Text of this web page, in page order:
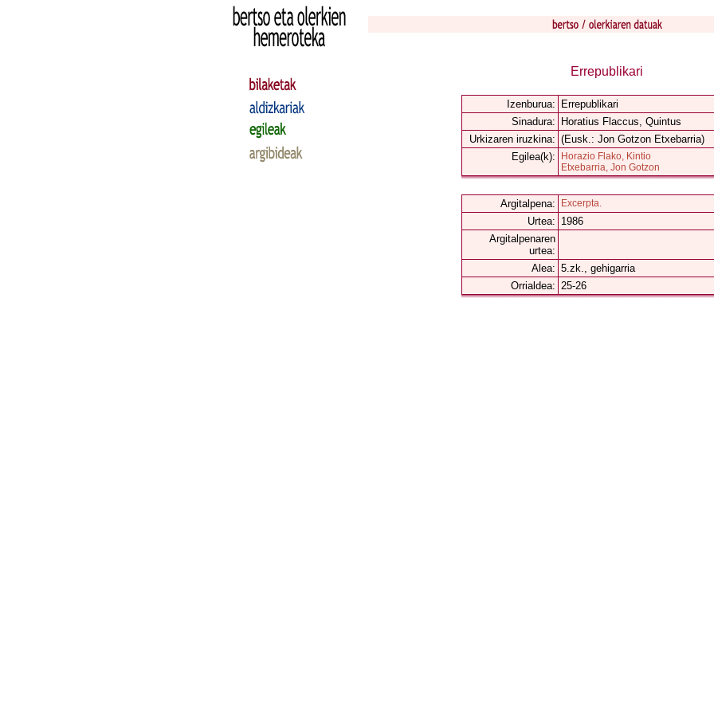
Errepublikari
Izenburua:
Errepublikari
Sinadura:
Horatius Flaccus, Quintus
Urkizaren iruzkina: (Eusk.: Jon Gotzon Etxebarria)
Egilea(k):
Horazio Flako, Kintio
Etxebarria, Jon Gotzon
Argitalpena: Excerpta.
Urtea: 1986
Argitalpenaren
urtea:
Alea: 5.zk., gehigarria
Orrialdea: 25-26